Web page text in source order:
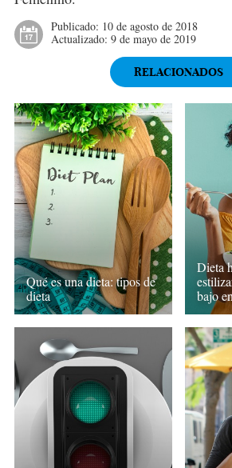
Publicado: 10 de agosto de 2018
Actualizado: 9 de mayo de 2019
RELACIONADOS
Qué es una dieta: tipos de
dieta
Dieta
bajo